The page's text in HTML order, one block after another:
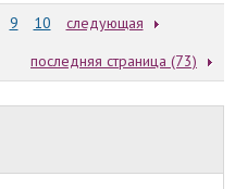
9 10
следующая
последняя страница (73)